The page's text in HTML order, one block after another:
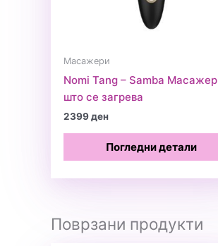
Масажери
Nomi Tang – Samba Масажер
што се загрева
2399ден
Погледни детали
Поврзани продукти